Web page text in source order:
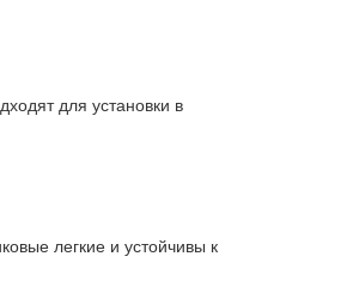
для установки в
легкие и устойчивы к